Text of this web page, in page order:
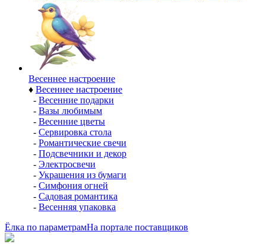
Весеннее настроение
♦ Весеннее настроение
- Весенние подарки
- Вазы любимым
- Весенние цветы
- Сервировка стола
- Романтические свечи
- Подсвечники и декор
- Электросвечи
- Украшения из бумаги
- Симфония огней
- Садовая романтика
- Весенняя упаковка
Ёлка по параметрамНа портале поставщиков